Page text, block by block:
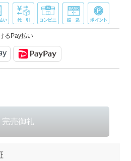
るPay払い